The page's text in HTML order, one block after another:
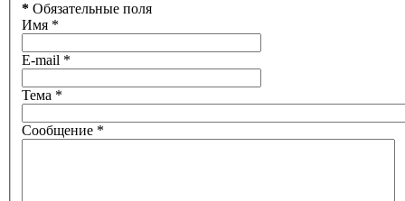
* Обязательные поля
Имя *
E-mail *
Тема *
Сообщение *